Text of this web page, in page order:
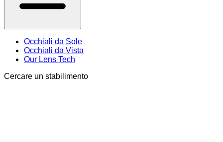
Occhiali da Sole
Occhiali da Vista
Our Lens Tech
Cercare un stabilimento